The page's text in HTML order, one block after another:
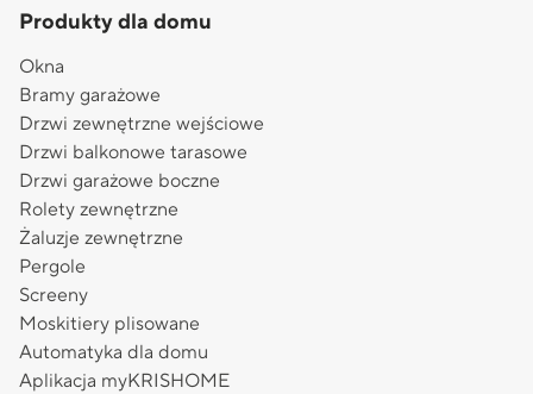
Produkty dla domu
Okna
Bramy garażowe
Drzwi zewnętrzne wejściowe
Drzwi balkonowe tarasowe
Drzwi garażowe boczne
Rolety zewnętrzne
Żaluzje zewnętrzne
Pergole
Screeny
Moskitiery plisowane
Automatyka dla domu
Aplikacja myKRISHOME